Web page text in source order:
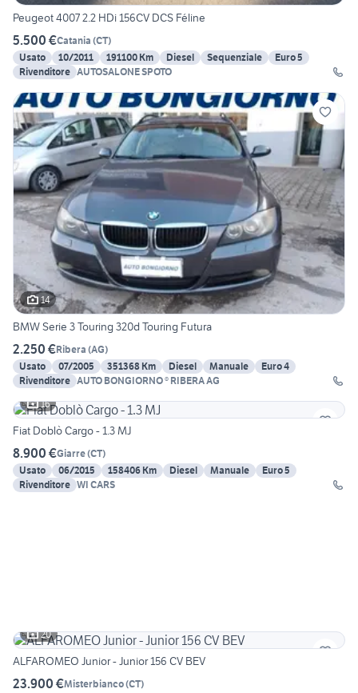
Peugeot 4007 2.2 HDi 156CV DCS Féline
5.500 €Catania (CT)
Usato
10/2011 191100 Km Diesel Sequenziale
Euro 5
Rivenditore AUTOSALONE SPOTO
14
BMW Serie 3 Touring 320d Touring Futura
2.250 €Ribera (AG)
Usato
07/2005 351368 Km Diesel Manuale
Euro 4
Rivenditore AUTO BONGIORNO ® RIBERA AG
16
Fiat Doblò Cargo - 1.3 MJ
8.900 €Giarre(CT)
Usato
06/2015 158406 Km Diesel Manuale
Euro 5
Rivenditore WI CARS
20
ALFAROMEO Junior - Junior 156 CV BEV
23.900 €Misterbianco(CT)